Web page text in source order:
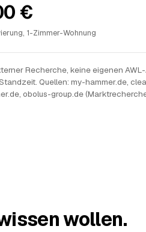
€
1-Zimmer-Wohnung
Recherche, keine eigenen
Quellen: my-hammer.de,
obolus-group.de
wollen.